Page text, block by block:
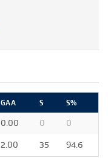
GAA S S%
0.00 0 0
2.00 35 94.6